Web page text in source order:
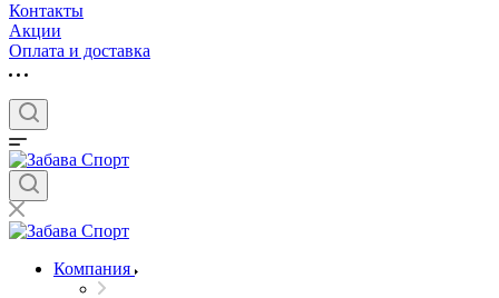
Контакты
Акции
Оплата и доставка
Компания